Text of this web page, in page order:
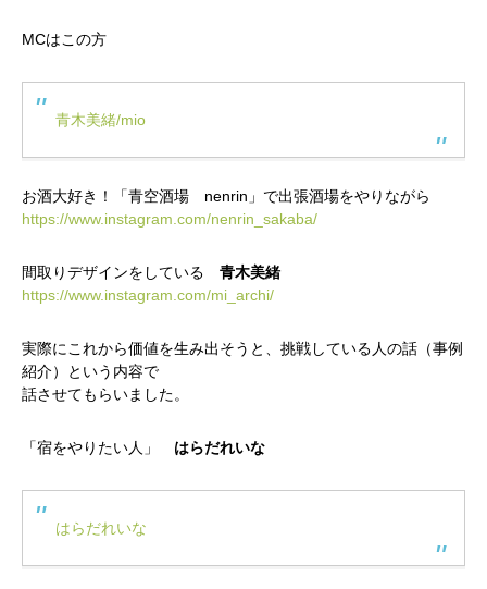
MCはこの方
青木美緒/mio
お酒大好き！「青空酒場 nenrin」で出張酒場をやりながら
https://www.instagram.com/nenrin_sakaba/
間取りデザインをしている 青木美緒
https://www.instagram.com/mi_archi/
実際にこれから価値を生み出そうと、挑戦している人の話（事例
紹介）という内容で
話させてもらいました。
「宿をやりたい人」 はらだれいな
はらだれいな